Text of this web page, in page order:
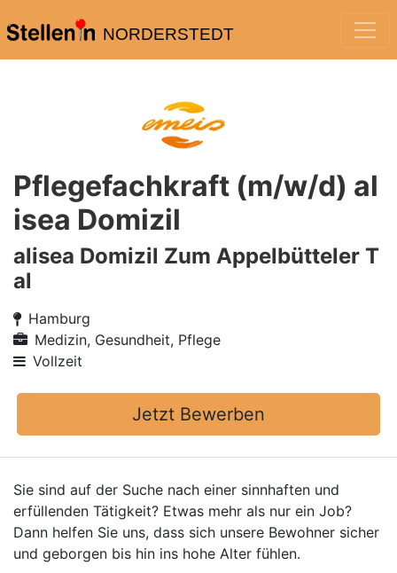
NORDERSTEDT
Pflegefachkraft (m/w/d) al
isea Domizil
alisea Domizil Zum Appelbütteler T
al
Hamburg
Medizin, Gesundheit, Pflege
Vollzeit
Jetzt Bewerben
Sie sind auf der Suche nach einer sinnhaften und
erfüllenden Tätigkeit? Etwas mehr als nur ein Job?
Dann helfen Sie uns, dass sich unsere Bewohner sicher
und geborgen bis hin ins hohe Alter fühlen.